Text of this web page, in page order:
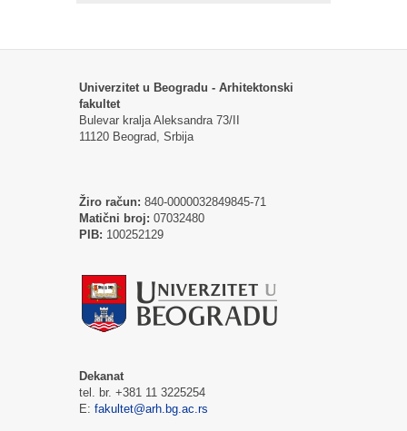
Univerzitet u Beogradu - Arhitektonski
fakultet
Bulevar kralja Aleksandra 73/II
11120 Beograd, Srbija
Žiro račun: 840-0000032849845-71
Matični broj: 07032480
PIB: 100252129
Dekanat
tel. br. +381 11 3225254
E: fakultet@arh.bg.ac.rs